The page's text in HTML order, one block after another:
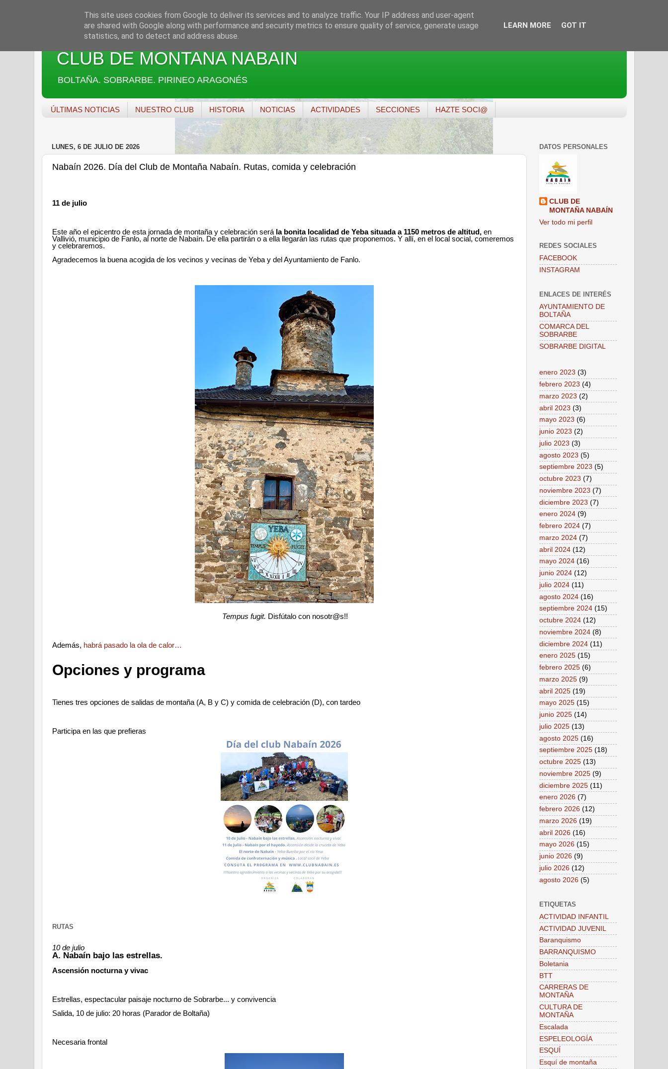
CLUB DE MONTAÑA NABAÍN
BOLTAÑA. SOBRARBE. PIRINEO ARAGONÉS
ÚLTIMAS NOTICIAS NUESTRO CLUB HISTORIA NOTICIAS ACTIVIDADES SECCIONES HAZTE SOCI@
LUNES, 6 DE JULIO DE 2026
Nabaín 2026. Día del Club de Montaña Nabaín. Rutas, comida y celebración
11 de julio
Este año el epicentro de esta jornada de montaña y celebración será la bonita localidad de Yeba situada a 1150 metros de altitud, en
Vallivió, municipio de Fanlo, al norte de Nabaín. De ella partirán o a ella llegarán las rutas que proponemos. Y allí, en el local social, comeremos
y celebraremos.
Agradecemos la buena acogida de los vecinos y vecinas de Yeba y del Ayuntamiento de Fanlo.
Tempus fugit. Disfútalo con nosotr@s!!
Además, habrá pasado la ola de calor…
Opciones y programa
Tienes tres opciones de salidas de montaña (A, B y C) y comida de celebración (D), con tardeo
Participa en las que prefieras
RUTAS
10 de julio
A. Nabaín bajo las estrellas.
Ascensión nocturna y vivac
Estrellas, espectacular paisaje nocturno de Sobrarbe... y convivencia
Salida, 10 de julio: 20 horas (Parador de Boltaña)
Necesaria frontal
DATOS PERSONALES
CLUB DE
MONTAÑA NABAÍN
Ver todo mi perfil
REDES SOCIALES
FACEBOOK
INSTAGRAM
ENLACES DE INTERÉS
AYUNTAMIENTO DE
BOLTAÑA
COMARCA DEL
SOBRARBE
SOBRARBE DIGITAL
enero 2023 (3)
febrero 2023 (4)
marzo 2023 (2)
abril 2023 (3)
mayo 2023 (6)
junio 2023 (2)
julio 2023 (3)
agosto 2023 (5)
septiembre 2023 (5)
octubre 2023 (7)
noviembre 2023 (7)
diciembre 2023 (7)
enero 2024(9)
febrero 2024(7)
marzo 2024(7)
abril 2024(12)
mayo 2024(16)
junio 2024(12)
julio 2024(11)
agosto 2024(16)
septiembre 2024(15)
octubre 2024(12)
noviembre 2024(8)
diciembre 2024(11)
enero 2025(15)
febrero 2025(6)
marzo 2025(9)
abril 2025(19)
mayo 2025(15)
junio 2025(14)
julio 2025(13)
agosto 2025(16)
septiembre 2025(18)
octubre 2025(13)
noviembre 2025(9)
diciembre 2025(11)
enero 2026(7)
febrero 2026(12)
marzo 2026(19)
abril 2026(16)
mayo 2026(15)
junio 2026(9)
julio 2026(12)
agosto 2026(5)
ETIQUETAS
ACTIVIDAD INFANTIL
ACTIVIDAD JUVENIL
Baranquismo
BARRANQUISMO
Boletania
BTT
CARRERAS DE
MONTAÑA
CULTURA DE
MONTAÑA
Escalada
ESPELEOLOGÍA
ESQUÍ
Esquí de montaña
This site uses cookies from Google to deliver its services and to analyze traffic. Your IP address and user-agent
are shared with Google along with performance and security metrics to ensure quality of service, generate usage
statistics, and to detect and address abuse.
LEARN MORE GOT IT